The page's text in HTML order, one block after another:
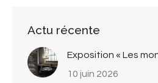
Actu récente
Exposition « Les
10 juin 2026